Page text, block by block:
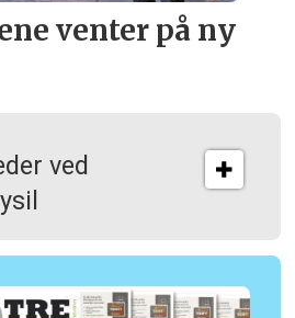
venter på ny
ved